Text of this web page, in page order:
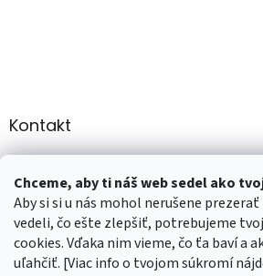
Chceme, aby ti náš web sedel ako
Aby si si u nás mohol nerušene
vedeli, čo ešte zlepšiť, potrebujeme
cookies. Vďaka nim vieme, čo ťa baví a
uľahčiť. [Viac info o tvojom súkromí
Kontakt
+421 907947783